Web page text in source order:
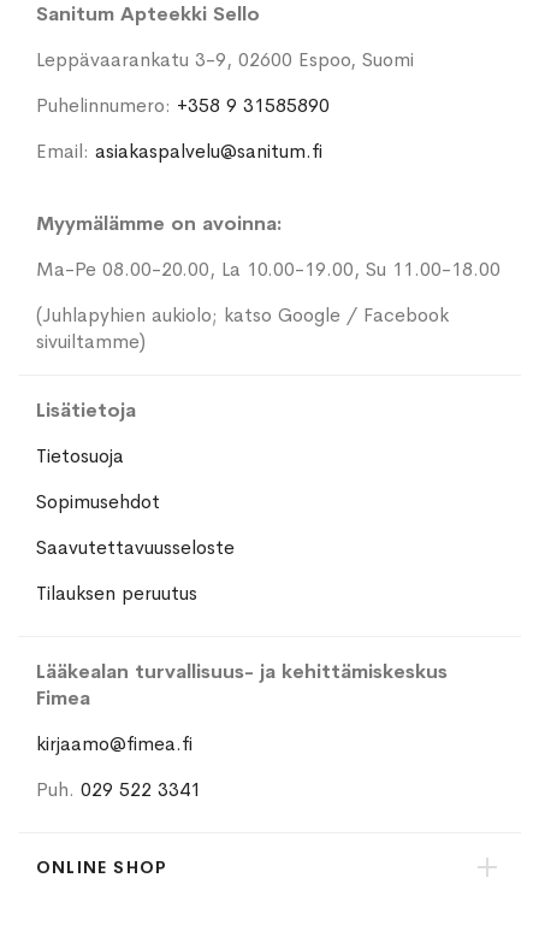
Sanitum Apteekki Sello
Leppävaarankatu 3-9, 02600 Espoo, Suomi
Puhelinnumero: +358 9 31585890
Email: asiakaspalvelu@sanitum.fi
Myymälämme on avoinna:
Ma-Pe 08.00-20.00, La 10.00-19.00, Su 11.00-18.00
(Juhlapyhien aukiolo; katso Google / Facebook
sivuiltamme)
Lisätietoja
Tietosuoja
Sopimusehdot
Saavutettavuusseloste
Tilauksen peruutus
Lääkealan turvallisuus- ja kehittämiskeskus
Fimea
kirjaamo@fimea.fi
Puh. 029 522 3341
ONLINE SHOP